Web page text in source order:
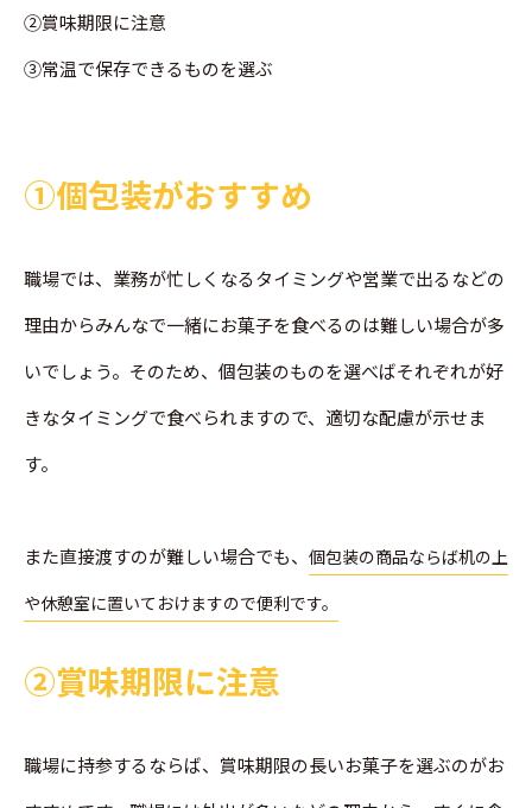
②賞味期限に注意
③常温で保存できるものを選ぶ
➀個包装がおすすめ
職場では、業務が忙しくなるタイミングや営業で出るなどの
理由からみんなで一緒にお菓子を食べるのは難しい場合が多
いでしょう。そのため、個包装のものを選べばそれぞれが好
きなタイミングで食べられますので、適切な配慮が示せま
す。
また直接渡すのが難しい場合でも、 個包装の商品ならば机の上
や休憩室に置いておけますので便利です。
➁賞味期限に注意
職場に持参するならば、賞味期限の長いお菓子を選ぶのがお